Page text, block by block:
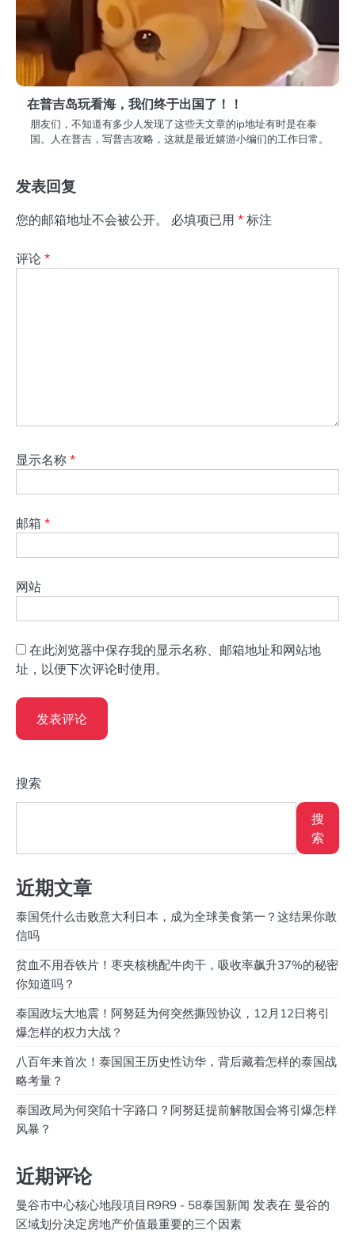
在普吉岛玩看海，我们终于出国了！！
朋友们，不知道有多少人发现了这些天文章的ip地址有时是在泰
国。人在普吉，写普吉攻略，这就是最近嬉游小编们的工作日常。
发表回复
您的邮箱地址不会被公开。 必填项已用 * 标注
评论 *
显示名称 *
邮箱 *
网站
在此浏览器中保存我的显示名称、邮箱地址和网站地
址，以便下次评论时使用。
搜索
搜
索
近期文章
泰国凭什么击败意大利日本，成为全球美食第一？这结果你敢
信吗
贫血不用吞铁片！枣夹核桃配牛肉干，吸收率飙升37%的秘密
你知道吗？
泰国政坛大地震！阿努廷为何突然撕毁协议，12月12日将引
爆怎样的权力大战？
八百年来首次！泰国国王历史性访华，背后藏着怎样的泰国战
略考量？
泰国政局为何突陷十字路口？阿努廷提前解散国会将引爆怎样
风暴？
近期评论
曼谷市中心核心地段項目R9R9 - 58泰国新闻 发表在 曼谷的
区域划分决定房地产价值最重要的三个因素